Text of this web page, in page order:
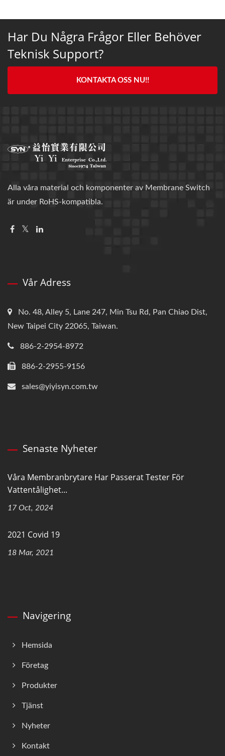
Har Du Några Frågor Eller Behöver
Teknisk Support?
KONTAKTA OSS NU!!
Alla våra material och komponenter av Membrane Switch
är under RoHS-kompatibla.
Vår Adress
No. 48, Alley 5, Lane 247, Min Tsu Rd, Pan Chiao Dist,
New Taipei City 22065, Taiwan.
886-2-2954-8972
886-2-2955-9156
sales@yiyisyn.com.tw
Senaste Nyheter
Våra Membranbrytare Har Passerat Tester För
Vattentålighet...
17 Oct, 2024
2021 Covid 19
18 Mar, 2021
Navigering
Hemsida
Företag
Produkter
Tjänst
Nyheter
Kontakt